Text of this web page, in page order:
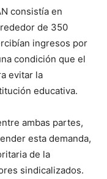
consistía en
de 350
ingresos por
condición que el
evitar la
educativa.
ambas partes,
esta demanda,
de la
sindicalizados.